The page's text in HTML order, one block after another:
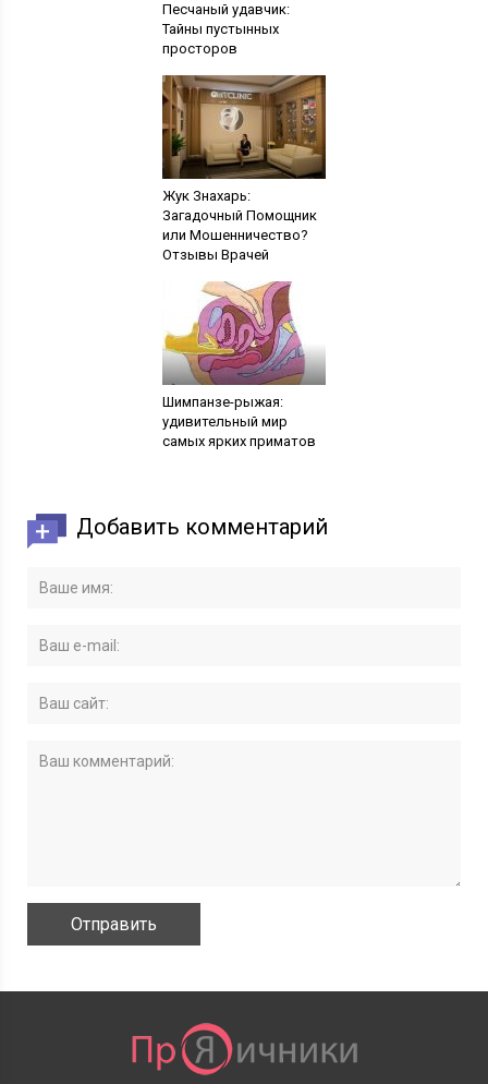
Песчаный удавчик:
Тайны пустынных
просторов
Жук Знахарь:
Загадочный Помощник
или Мошенничество?
Отзывы Врачей
Шимпанзе-рыжая:
удивительный мир
самых ярких приматов
Добавить комментарий